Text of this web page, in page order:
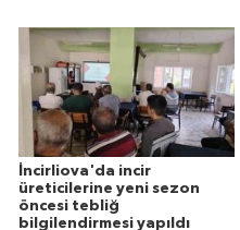
İncirliova'da incir
üreticilerine yeni sezon
öncesi tebliğ
bilgilendirmesi yapıldı